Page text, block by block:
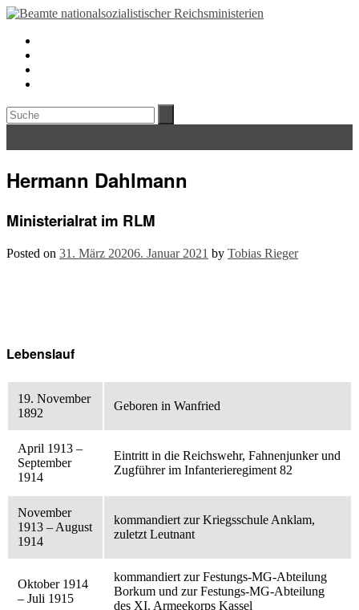
Hermann Dahlmann
Ministerialrat im RLM
Posted on 31. März 20206. Januar 2021 by Tobias Rieger
Lebenslauf
19. November
1892
Geboren in Wanfried
April 1913 –
September
1914
Eintritt in die Reichswehr, Fahnenjunker und
Zugführer im Infanterieregiment 82
November
1913 – August
1914
kommandiert zur Kriegsschule Anklam,
zuletzt Leutnant
Oktober 1914
– Juli 1915
kommandiert zur Festungs-MG-Abteilung
Borkum und zur Festungs-MG-Abteilung
des XI. Armeekorps Kassel